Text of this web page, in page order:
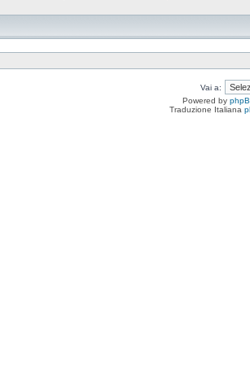
Vai a:
Powered by
Traduzione Italiana